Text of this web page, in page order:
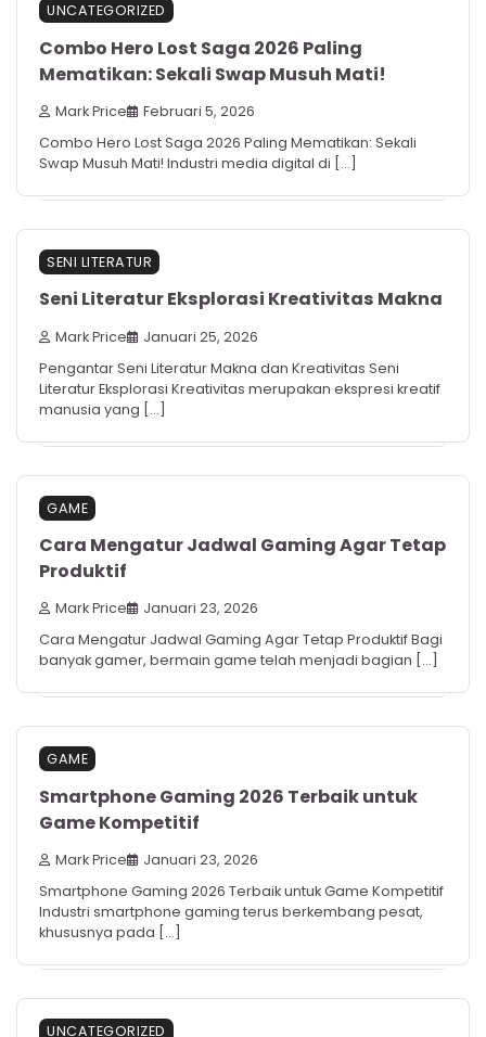
UNCATEGORIZED
Combo Hero Lost Saga 2026 Paling
Mematikan: Sekali Swap Musuh Mati!
Mark Price Februari 5, 2026
Combo Hero Lost Saga 2026 Paling Mematikan: Sekali
Swap Musuh Mati! Industri media digital di […]
SENI LITERATUR
Seni Literatur Eksplorasi Kreativitas Makna
Mark Price Januari 25, 2026
Pengantar Seni Literatur Makna dan Kreativitas Seni
Literatur Eksplorasi Kreativitas merupakan ekspresi kreatif
manusia yang […]
GAME
Cara Mengatur Jadwal Gaming Agar Tetap
Produktif
Mark Price Januari 23, 2026
Cara Mengatur Jadwal Gaming Agar Tetap Produktif Bagi
banyak gamer, bermain game telah menjadi bagian […]
GAME
Smartphone Gaming 2026 Terbaik untuk
Game Kompetitif
Mark Price Januari 23, 2026
Smartphone Gaming 2026 Terbaik untuk Game Kompetitif
Industri smartphone gaming terus berkembang pesat,
khususnya pada […]
UNCATEGORIZED